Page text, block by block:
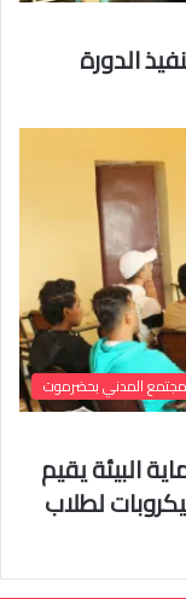
الدورة
المدني بحضرموت
البيئة يقيم
لطلاب